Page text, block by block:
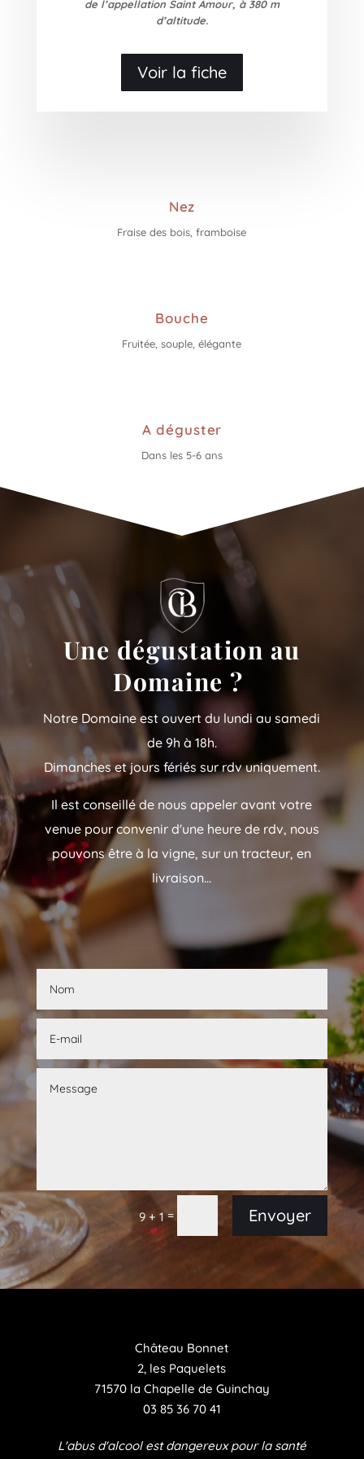
de l’appellation Saint Amour, à 380 m
d’altitude.
Voir la fiche
Nez
Fraise des bois, framboise
Bouche
Fruitée, souple, élégante
A déguster
Dans les 5-6 ans
Une dégustation au
Domaine ?
Notre Domaine est ouvert du lundi au samedi
de 9h à 18h.
Dimanches et jours fériés sur rdv uniquement.
Il est conseillé de nous appeler avant votre
venue pour convenir d'une heure de rdv, nous
pouvons être à la vigne, sur un tracteur, en
livraison...
9 + 1= Envoyer
Château Bonnet
2, les Paquelets
71570 la Chapelle de Guinchay
03 85 36 70 41
L'abus d'alcool est dangereux pour la santé